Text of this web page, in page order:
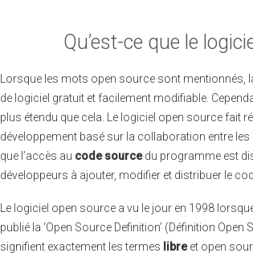
Qu’est-ce que le
Lorsque les mots open source sont mentionnés,
de logiciel gratuit et facilement modifiable.
plus étendu que cela. Le logiciel open source fait
développement basé sur la collaboration entre
que l’accès au code sourcedu programme est
développeurs à ajouter, modifier et distribuer le
Le logiciel open source a vu le jour en 1998
publié la ‘Open Source Definition’ (Définition
signifient exactement les termes libreet open